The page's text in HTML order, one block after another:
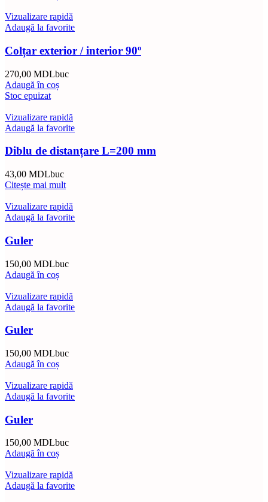
Vizualizare rapidă
Adaugă la favorite
Colțar exterior / interior 90º
270,00 MDLbuc
Adaugă în coș
Stoc epuizat
Vizualizare rapidă
Adaugă la favorite
Diblu de distanțare L=200 mm
43,00 MDLbuc
Citește mai mult
Vizualizare rapidă
Adaugă la favorite
Guler
150,00 MDLbuc
Adaugă în coș
Vizualizare rapidă
Adaugă la favorite
Guler
150,00 MDLbuc
Adaugă în coș
Vizualizare rapidă
Adaugă la favorite
Guler
150,00 MDLbuc
Adaugă în coș
Vizualizare rapidă
Adaugă la favorite